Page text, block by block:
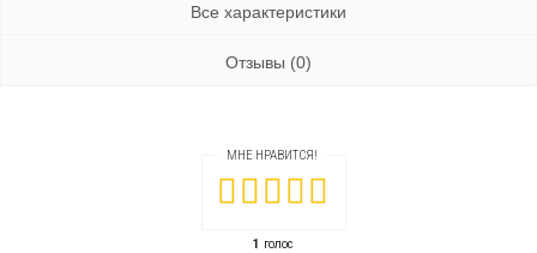
Все характеристики
Отзывы (0)
МНЕ НРАВИТСЯ!
1 голос